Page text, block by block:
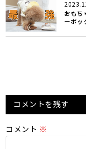
おもち
ーボッ
コメントを残す
コメント ※